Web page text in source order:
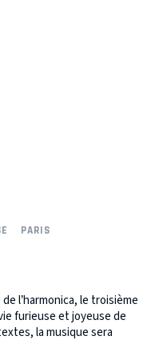
PARIS
l’harmonica, le troisième
furieuse et joyeuse de
la musique sera